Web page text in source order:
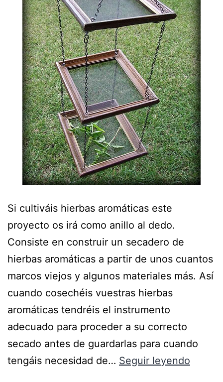
Si cultiváis hierbas aromáticas este
proyecto os irá como anillo al dedo.
Consiste en construir un secadero de
hierbas aromáticas a partir de unos cuantos
marcos viejos y algunos materiales más. Así
cuando cosechéis vuestras hierbas
aromáticas tendréis el instrumento
adecuado para proceder a su correcto
secado antes de guardarlas para cuando
tengáis necesidad de… Seguir leyendo